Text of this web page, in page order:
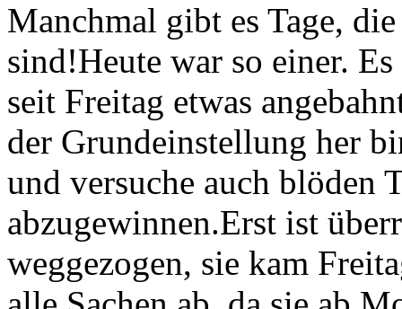
Manchmal gibt es Tage,
sind!Heute war so einer.
seit Freitag etwas
der Grundeinstellung her
und versuche auch blöden
abzugewinnen.Erst ist
weggezogen, sie kam